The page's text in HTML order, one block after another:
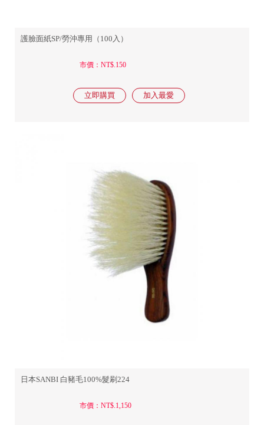
護臉面紙SP/勞沖專用（100入）
市價：NT$.150
日本SANBI 白豬毛100%髮刷224
市價：NT$.1,150